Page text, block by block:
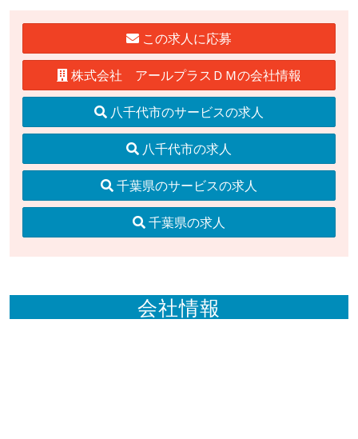
この求人に応募
株式会社 アールプラスＤＭの会社情報
八千代市のサービスの求人
八千代市の求人
千葉県のサービスの求人
千葉県の求人
会社情報